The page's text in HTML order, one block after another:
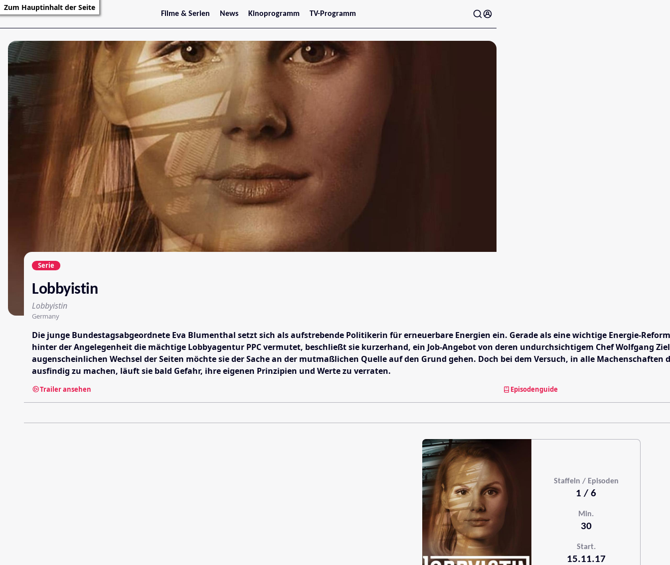
Zum Hauptinhalt der Seite
Filme & Serien
Trailer
Filmarchiv
Serienarchiv
News
Stars
Kinoprogramm
Jetzt im Kino
Wien
Niederösterreich
Oberösterreich
Tirol
Vorarlberg
TV-Programm
Serie
Lobbyistin
Lobbyistin
Germany
Die junge Bundestagsabgeordnete Eva Blumenthal setzt sich als aufstrebende Politikerin für erneuerbare Energien ein. Gerade als eine wichtige Energie-
hinter der Angelegenheit die mächtige Lobbyagentur PPC vermutet, beschließt sie kurzerhand, ein Job-Angebot von deren undurchsichtigem Chef Wolfgang
augenscheinlichen Wechsel der Seiten möchte sie der Sache an der mutmaßlichen Quelle auf den Grund gehen. Doch bei dem Versuch, in alle
ausfindig zu machen, läuft sie bald Gefahr, ihre eigenen Prinzipien und Werte zu verraten.
Trailer ansehen Episodenguide
Staffeln / Episoden
1 / 6
Min.
30
Start.
15.11.17